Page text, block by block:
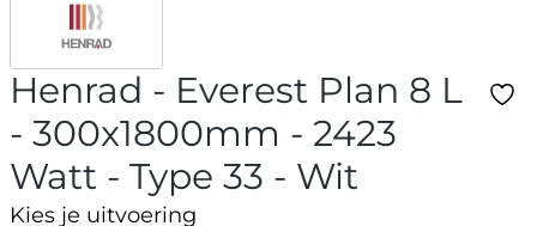
Henrad - Everest Plan 8 L
- 300x1800mm - 2423
Watt - Type 33 - Wit
Kies je uitvoering